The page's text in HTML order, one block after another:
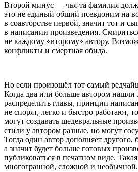
Второй минус — чья-та фамилия
это не единый общий псевдоним на
в соавторстве первой, значит тот и
в написании произведения.
не каждому «второму» автору.
конфликты и смертная обида.
Но если произошёл тот самый
Когда два или больше автором нашли
распределить главы, принцип
не спорят, легко и быстро работают,
могут создавать шедевральные
стили у автором разные, но могут
Тогда один автор дополняет другого,
а значит будет больше готовых
публиковаться в печатном виде.
многогранной, сложной и необычной.